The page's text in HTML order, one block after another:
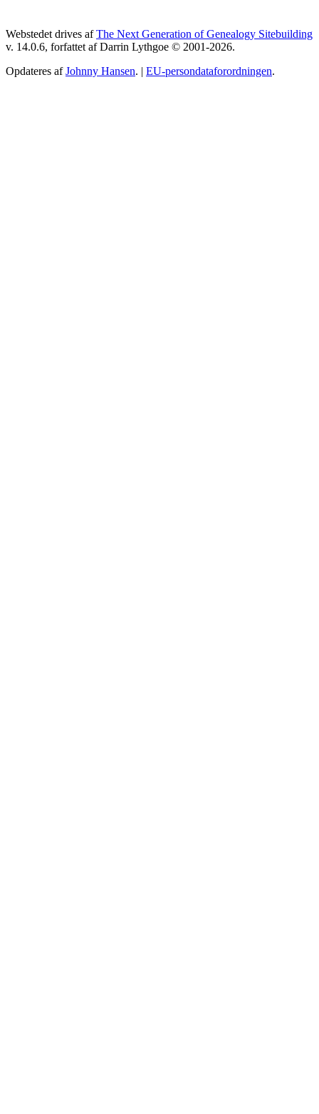
Webstedet drives afThe Next Generation of Genealogy Sitebuilding
v. 14.0.6, forfattet af Darrin Lythgoe © 2001-2026.
Opdateres afJohnny Hansen. | EU-persondataforordningen.